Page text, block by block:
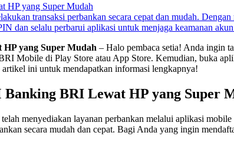
HP yang Super Mudah
transaksi perbankan secara cepat dan mudah.
dan selalu perbarui aplikasi untuk menjaga keamanan
yang Super Mudah – Halo pembaca setia! Anda ingin
Mobile di Play Store atau App Store. Kemudian, buka
ini untuk mendapatkan informasi lengkapnya!
BRI Lewat HP yang Super
menyediakan layanan perbankan melalui aplikasi
secara mudah dan cepat. Bagi Anda yang ingin